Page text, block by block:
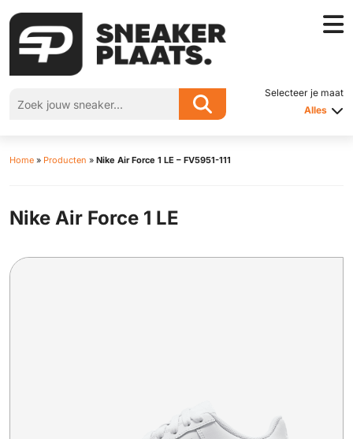
Selecteer je maat
Alles
Home » Producten » Nike Air Force 1 LE – FV5951-111
Nike Air Force 1 LE